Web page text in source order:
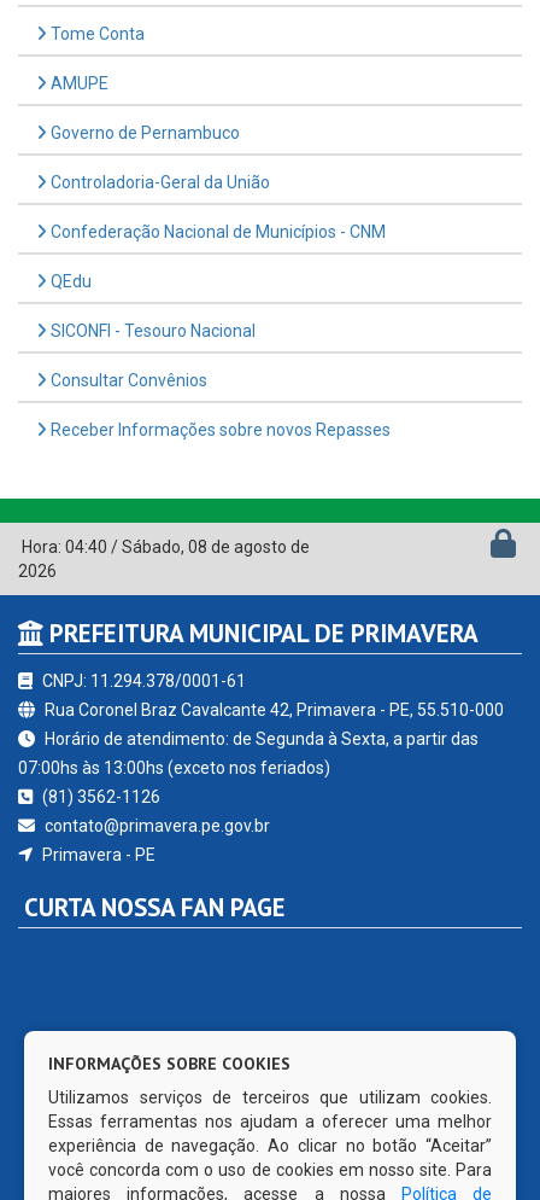
Tome Conta
AMUPE
Governo de Pernambuco
Controladoria-Geral da União
Confederação Nacional de Municípios - CNM
QEdu
SICONFI - Tesouro Nacional
Consultar Convênios
Receber Informações sobre novos Repasses
Hora: 04:40 /Sábado, 08 de agosto de
2026
PREFEITURA MUNICIPAL DE PRIMAVERA
CNPJ: 11.294.378/0001-61
Rua Coronel Braz Cavalcante 42, Primavera - PE, 55.510-000
Horário de atendimento: de Segunda à Sexta, a partir das
07:00hs às 13:00hs (exceto nos feriados)
(81) 3562-1126
contato@primavera.pe.gov.br
Primavera - PE
CURTA NOSSA FAN PAGE
INFORMAÇÕES SOBRE COOKIES
Utilizamos serviços de terceiros que utilizam cookies.
Essas ferramentas nos ajudam a oferecer uma melhor
experiência de navegação. Ao clicar no botão “Aceitar”
você concorda com o uso de cookies em nosso site. Para
maiores informações, acesse a nossa
Política de